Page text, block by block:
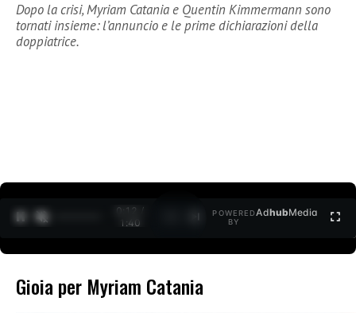
Dopo la crisi, Myriam Catania e Quentin Kimmermann sono
tornati insieme: l’annuncio e le prime dichiarazioni della
doppiatrice.
0:13 /
1:40
POWERED
BY
AdhubMedia
Gioia per Myriam Catania